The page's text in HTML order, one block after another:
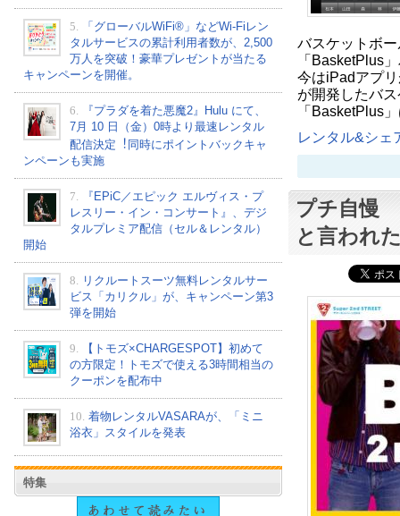
5.
「グローバルWiFi®」などWi-Fiレン
タルサービスの累計利用者数が、2,500
万人を突破！豪華プレゼントが当たる
キャンペーンを開催。
6.
『プラダを着た悪魔2』Hulu にて、
7⽉ 10 ⽇（金）0時より最速レンタル
配信決定︕同時にポイントバックキャ
ンペーンも実施
7.
『EPiC／エピック エルヴィス・プ
レスリー・イン・コンサート』、デジ
タルプレミア配信（セル＆レンタル）
開始
8.
リクルートスーツ無料レンタルサー
ビス「カリクル」が、キャンペーン第3
弾を開始
9.
【トモズ×CHARGESPOT】初めて
の方限定！トモズで使える3時間相当の
クーポンを配布中
10. 着物レンタルVASARAが、「ミニ
浴衣」スタイルを発表
特集
バスケットボ
「BasketPlus
今はiPadアプ
が開発したバ
「BasketPlus
レンタル&シェ
プチ自慢
と言われ